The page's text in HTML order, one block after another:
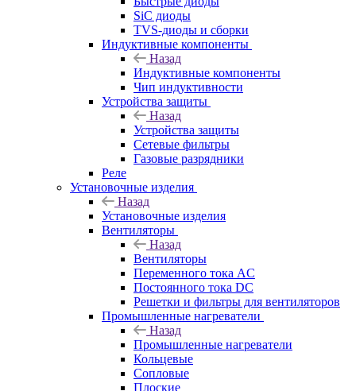
SiC диоды
TVS-диоды и сборки
Индуктивные компоненты
Назад
Индуктивные компоненты
Чип индуктивности
Устройства защиты
Назад
Устройства защиты
Сетевые фильтры
Газовые разрядники
Реле
Установочные изделия
Назад
Установочные изделия
Вентиляторы
Назад
Вентиляторы
Переменного тока AC
Постоянного тока DC
Решетки и фильтры для вентиляторов
Промышленные нагреватели
Назад
Промышленные нагреватели
Кольцевые
Сопловые
Плоские